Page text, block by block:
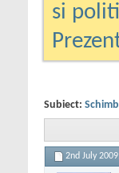
si
Subiect:
2nd July 2009,